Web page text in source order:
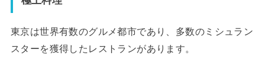
東京は世界有数のグルメ都市であり、多数のミシュラン
スターを獲得したレストランがあります。